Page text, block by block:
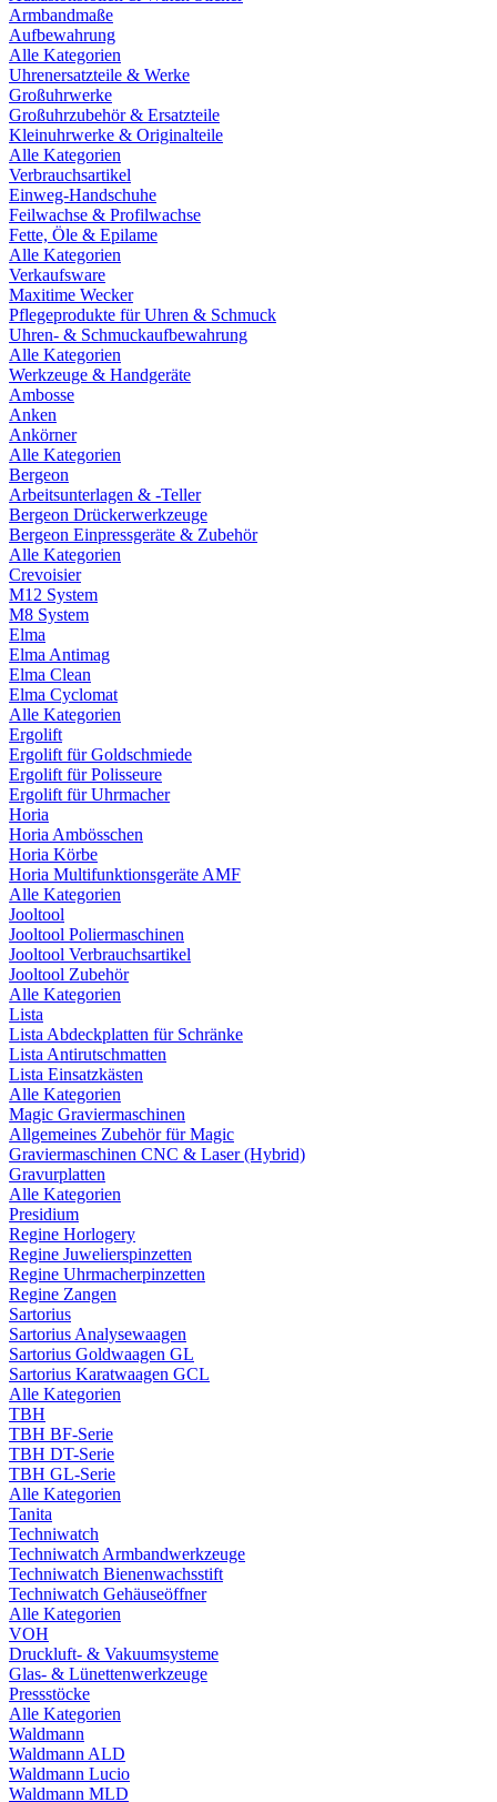
Armbandmaße
Aufbewahrung
Alle Kategorien
Uhrenersatzteile & Werke
Großuhrwerke
Großuhrzubehör & Ersatzteile
Kleinuhrwerke & Originalteile
Alle Kategorien
Verbrauchsartikel
Einweg-Handschuhe
Feilwachse & Profilwachse
Fette, Öle & Epilame
Alle Kategorien
Verkaufsware
Maxitime Wecker
Pflegeprodukte für Uhren & Schmuck
Uhren- & Schmuckaufbewahrung
Alle Kategorien
Werkzeuge & Handgeräte
Ambosse
Anken
Ankörner
Alle Kategorien
Bergeon
Arbeitsunterlagen & -Teller
Bergeon Drückerwerkzeuge
Bergeon Einpressgeräte & Zubehör
Alle Kategorien
Crevoisier
M12 System
M8 System
Elma
Elma Antimag
Elma Clean
Elma Cyclomat
Alle Kategorien
Ergolift
Ergolift für Goldschmiede
Ergolift für Polisseure
Ergolift für Uhrmacher
Horia
Horia Ambösschen
Horia Körbe
Horia Multifunktionsgeräte AMF
Alle Kategorien
Jooltool
Jooltool Poliermaschinen
Jooltool Verbrauchsartikel
Jooltool Zubehör
Alle Kategorien
Lista
Lista Abdeckplatten für Schränke
Lista Antirutschmatten
Lista Einsatzkästen
Alle Kategorien
Magic Graviermaschinen
Allgemeines Zubehör für Magic
Graviermaschinen CNC & Laser (Hybrid)
Gravurplatten
Alle Kategorien
Presidium
Regine Horlogery
Regine Juwelierspinzetten
Regine Uhrmacherpinzetten
Regine Zangen
Sartorius
Sartorius Analysewaagen
Sartorius Goldwaagen GL
Sartorius Karatwaagen GCL
Alle Kategorien
TBH
TBH BF-Serie
TBH DT-Serie
TBH GL-Serie
Alle Kategorien
Tanita
Techniwatch
Techniwatch Armbandwerkzeuge
Techniwatch Bienenwachsstift
Techniwatch Gehäuseöffner
Alle Kategorien
VOH
Druckluft- & Vakuumsysteme
Glas- & Lünettenwerkzeuge
Pressstöcke
Alle Kategorien
Waldmann
Waldmann ALD
Waldmann Lucio
Waldmann MLD